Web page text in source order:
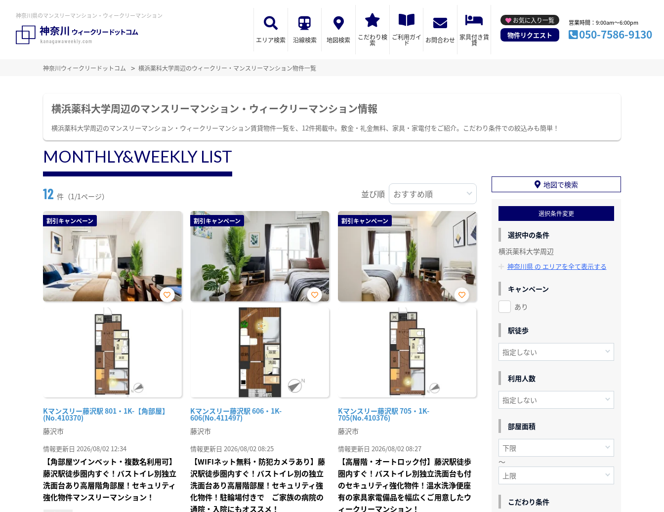
神奈川県のマンスリーマンション・ウィークリーマンション
エリア検索 沿線検索 地図検索 こだわり検
索
ご利用ガイ
ド お問合わせ 家具付き賃
貸
お気に入り一覧
物件リクエスト
営業時間：9:00am～6:00pm
050-7586-9130
神奈川ウィークリードットコム 横浜薬科大学周辺のウィークリー・マンスリーマンション物件一覧
横浜薬科大学周辺のマンスリーマンション・ウィークリーマンション情報
横浜薬科大学周辺のマンスリーマンション・ウィークリーマンション賃貸物件一覧を、12件掲載中。敷金・礼金無料、家具・家電付をご紹介。こだわり条件での絞込みも簡単！
MONTHLY&WEEKLY LIST
12 件（1/1ページ） 並び順
割引キャンペーン
Kマンスリー藤沢駅 801・1K-【角部屋】
(No.410370)
お気
藤沢市
情報更新日 2026/08/02 12:34
【角部屋ツインベット・複数名利用可】
藤沢駅徒歩圏内すぐ！バストイレ別独立
洗面台あり高層階角部屋！セキュリティ
強化物件マンスリーマンション！
割引キャンペーン
Kマンスリー藤沢駅 606・1K-
606(No.411497)
お気
藤沢市
情報更新日 2026/08/02 08:25
【WIFIネット無料・防犯カメラあり】藤
沢駅徒歩圏内すぐ！バストイレ別の独立
洗面台あり高層階部屋！セキュリティ強
化物件！駐輪場付きで ご家族の病院の
通院・入院にもオススメ！
割引キャンペーン
Kマンスリー藤沢駅 705・1K-
705(No.410376)
お気
藤沢市
情報更新日 2026/08/02 08:27
【高層階・オートロック付】藤沢駅徒歩
圏内すぐ！バストイレ別独立洗面台も付
のセキュリティ強化物件！温水洗浄便座
有の家具家電備品を幅広くご用意したウ
ィークリーマンション！
地図で検索
選択条件変更
選択中の条件
横浜薬科大学周辺
神奈川県 の エリアを全て表示する
キャンペーン
あり
駅徒歩
利用人数
部屋面積
～
こだわり条件